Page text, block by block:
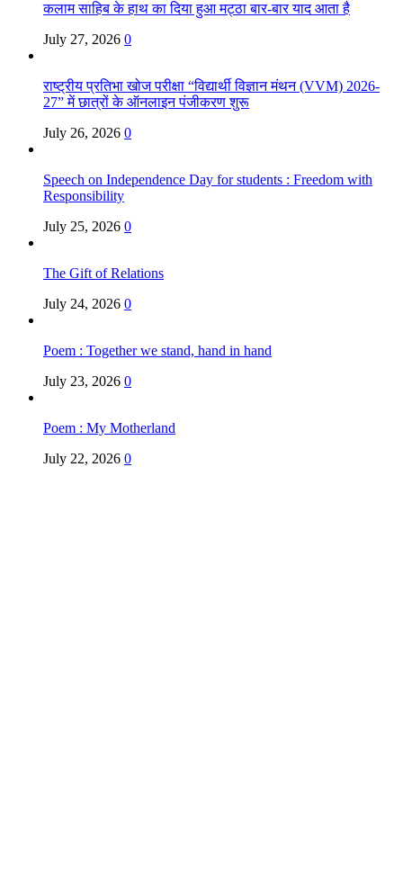
कलाम साहिब के हाथ का दिया हुआ मट्ठा बार-बार याद आता है
July 27, 2026 0
राष्ट्रीय प्रतिभा खोज परीक्षा “विद्यार्थी विज्ञान मंथन (VVM) 2026-
27” में छात्रों के ऑनलाइन पंजीकरण शुरू
July 26, 2026 0
Speech on Independence Day for students : Freedom with
Responsibility
July 25, 2026 0
The Gift of Relations
July 24, 2026 0
Poem : Together we stand, hand in hand
July 23, 2026 0
Poem : My Motherland
July 22, 2026 0